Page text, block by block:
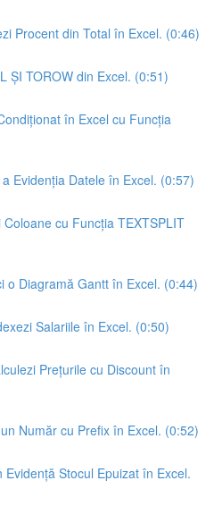
Procent din Total în Excel. (0:46)
ȘI TOROW din Excel. (0:51)
în Excel cu Funcția
Evidenția Datele în Excel. (0:57)
cu Funcția TEXTSPLIT
o Diagramă Gantt în Excel. (0:44)
Salariile în Excel. (0:50)
Prețurile cu Discount în
Număr cu Prefix în Excel. (0:52)
Evidență Stocul Epuizat în Excel.